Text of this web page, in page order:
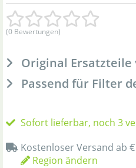
(0 Bewertungen)
Original Ersatzteile
Passend für Filter
Sofort lieferbar, noch 3
Kostenloser Versand ab
Region ändern